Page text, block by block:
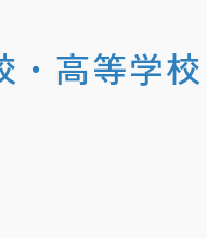
・高等学校